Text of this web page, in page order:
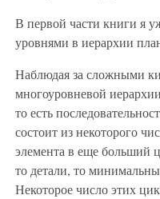
В первой части книги я
уровнями в иерархии
Наблюдая за сложными
многоуровневой
то есть
состоит из некоторого
элемента в еще больший
то детали, то
Некоторое число этих